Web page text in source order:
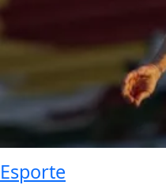
Esporte